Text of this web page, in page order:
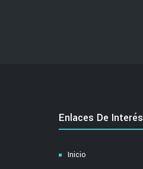
Enlaces De Interés
Inicio